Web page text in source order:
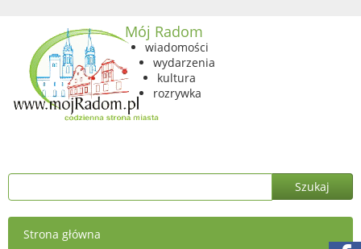
Mój Radom
wiadomości
wydarzenia
kultura
rozrywka
Strona główna